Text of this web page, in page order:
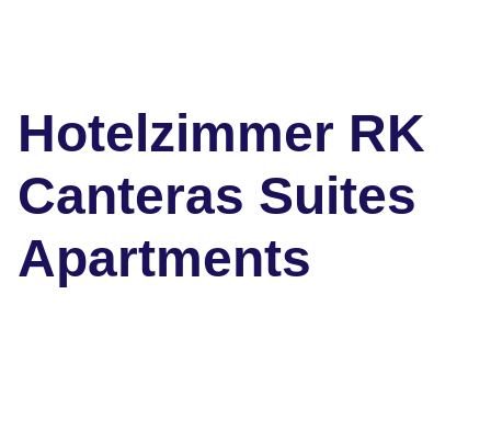
Hotelzimmer RK
Canteras Suites
Apartments